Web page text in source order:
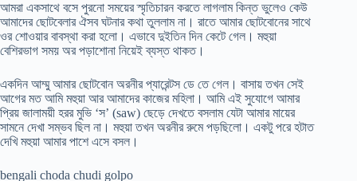
আমরা একসাথে বসে পুরনো সময়ের স্মৃতিচারন করতে লাগলাম কিন্ত ভুলেও কেউ
আমাদের ছোটবেলার ঐসব ঘটনার কথা তুললাম না। রাতে আমার ছোটবোনের সাথে
ওর শোওয়ার বাবস্থা করা হলো। এভাবে দুইতিন দিন কেটে গেল। মহুয়া
বেশিরভাগ সময় অর পড়াশোনা নিয়েই ব্যস্ত থাকত।
একদিন আম্মু আমার ছোটবোন অরনীর প্যারেন্টস ডে তে গেল। বাসায় তখন সেই
আগের মত আমি মহুয়া আর আমাদের কাজের মহিলা। আমি এই সুযোগে আমার
প্রিয় জালাময়ী হরর মুভি ‘স’ (saw) ছেড়ে দেখতে বসলাম যেটা আমার মায়ের
সামনে দেখা সম্ভব ছিল না। মহুয়া তখন অরনীর রুমে পড়ছিলো। একটু পরে হটাত
দেখি মহুয়া আমার পাশে এসে বসল।
bengali choda chudi golpo